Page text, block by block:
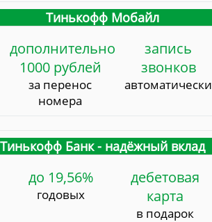
Тинькофф Мобайл
дополнительно
1000 рублей
за перенос
номера
запись
звонков
автоматически
Тинькофф Банк - надёжный вклад
до 19,56%
годовых
дебетовая
карта
в подарок